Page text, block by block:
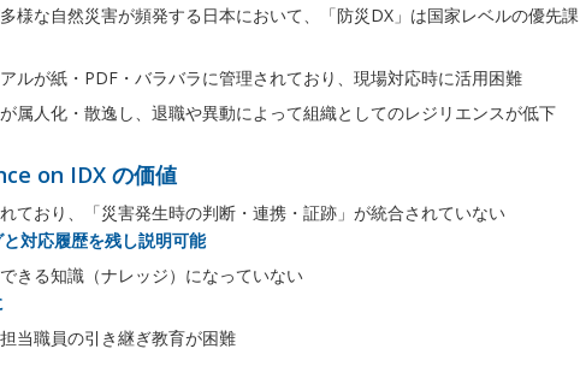
様な自然災害が頻発する日本において、「防災DX」は国家レベルの優先課
ルが紙・PDF・バラバラに管理されており、現場対応時に活用困難
属人化・散逸し、退職や異動によって組織としてのレジリエンスが低下
on IDX の価値
ており、「災害発生時の判断・連携・証跡」が統合されていない
対応履歴を残し説明可能
きる知識（ナレッジ）になっていない
当職員の引き継ぎ教育が困難